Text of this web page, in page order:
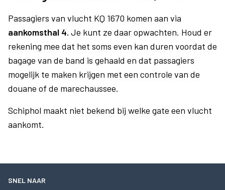
Passagiers van vlucht KQ 1670 komen aan via
aankomsthal 4. Je kunt ze daar opwachten. Houd er
rekening mee dat het soms even kan duren voordat de
bagage van de band is gehaald en dat passagiers
mogelijk te maken krijgen met een controle van de
douane of de marechaussee.
Schiphol maakt niet bekend bij welke gate een vlucht
aankomt.
SNEL NAAR